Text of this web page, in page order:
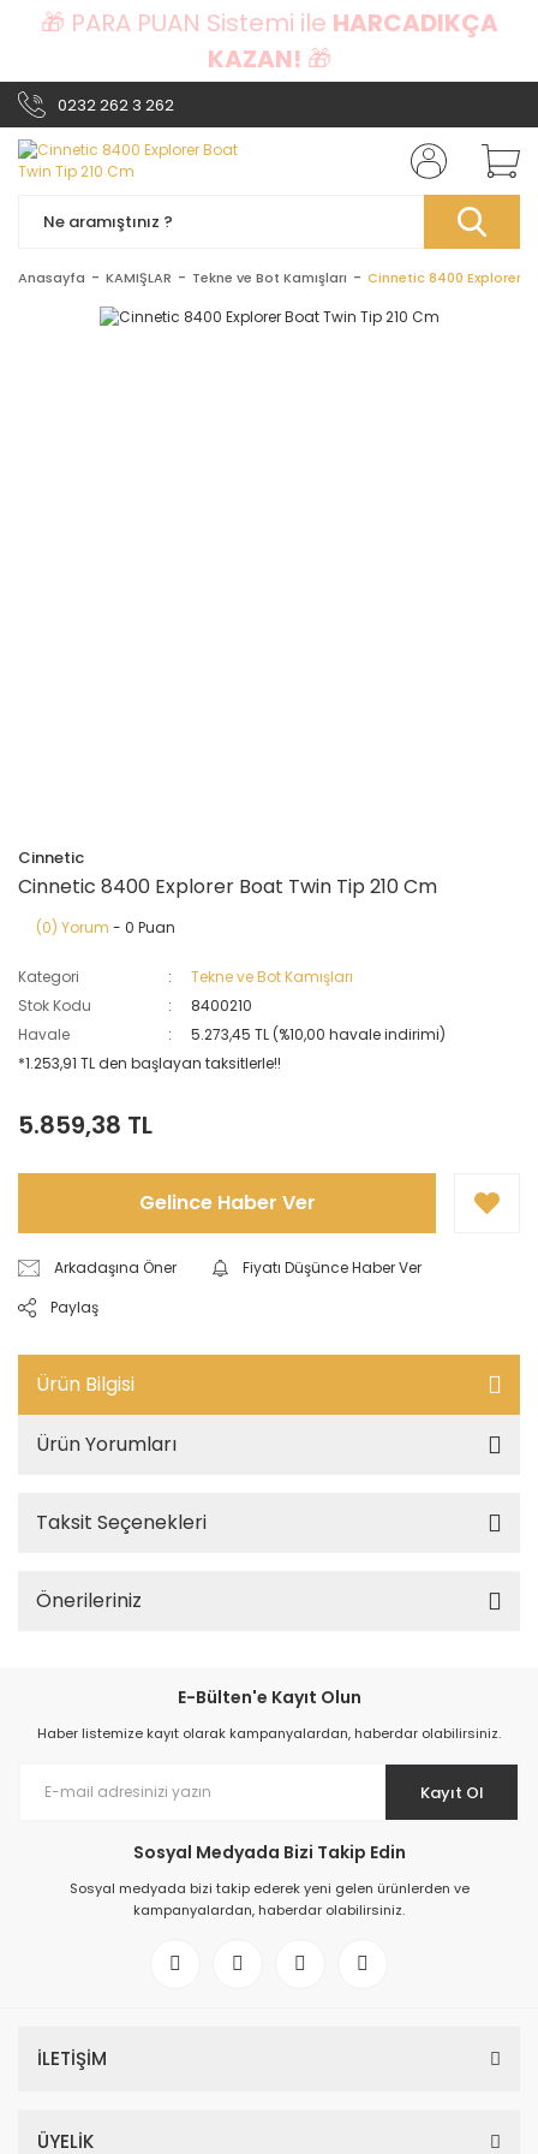
🎁 PARA PUAN Sistemi ile HARCADIKÇA
KAZAN! 🎁
0232 262 3 262
Anasayfa KAMIŞLAR Tekne ve Bot Kamışları Cinnetic 8400 Explorer
Cinnetic
Cinnetic 8400 Explorer Boat Twin Tip 210 Cm
(0) Yorum - 0 Puan
Kategori
Tekne ve Bot Kamışları
Stok Kodu
8400210
Havale
5.273,45 TL (%10,00 havale indirimi)
*1.253,91 TL den başlayan taksitlerle!!
5.859,38 TL
Gelince Haber Ver
Arkadaşına Öner
Fiyatı Düşünce Haber Ver
Paylaş
Ürün Bilgisi
Ürün Yorumları
Taksit Seçenekleri
Önerileriniz
E-Bülten'e Kayıt Olun
Haber listemize kayıt olarak kampanyalardan, haberdar olabilirsiniz.
Kayıt Ol
Sosyal Medyada Bizi Takip Edin
Sosyal medyada bizi takip ederek yeni gelen ürünlerden ve
kampanyalardan, haberdar olabilirsiniz.
İLETİŞİM
ÜYELİK